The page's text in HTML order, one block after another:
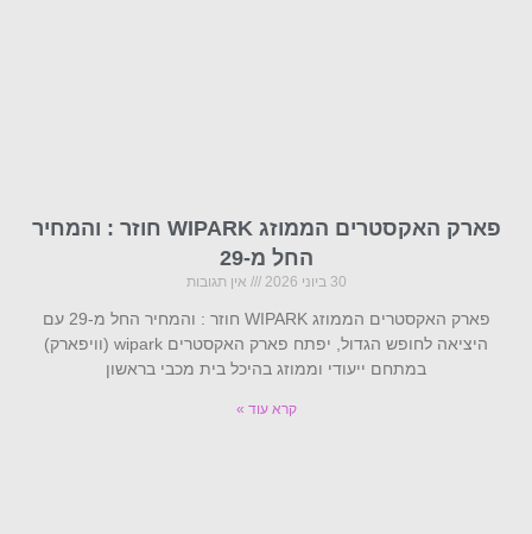
פארק האקסטרים הממוזג WIPARK חוזר : והמחיר
החל מ-29
30 ביוני 2026 אין תגובות
פארק האקסטרים הממוזג WIPARK חוזר : והמחיר החל מ-29 עם
היציאה לחופש הגדול, יפתח פארק האקסטרים wipark (וויפארק)
במתחם ייעודי וממוזג בהיכל בית מכבי בראשון
קרא עוד »